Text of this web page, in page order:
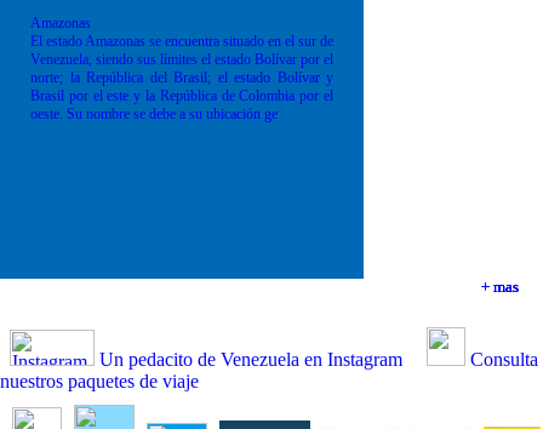
+ mas
+ mas
+ mas
Amazonas
El estado Amazonas se encuentra situado en el sur de
Venezuela, siendo sus límites el estado Bolívar por el
norte; la República del Brasil; el estado Bolívar y
Brasil por el este y la República de Colombia por el
oeste. Su nombre se debe a su ubicación ge
+ mas
Un pedacito de Venezuela en Instagram
Consulta
nuestros paquetes de viaje